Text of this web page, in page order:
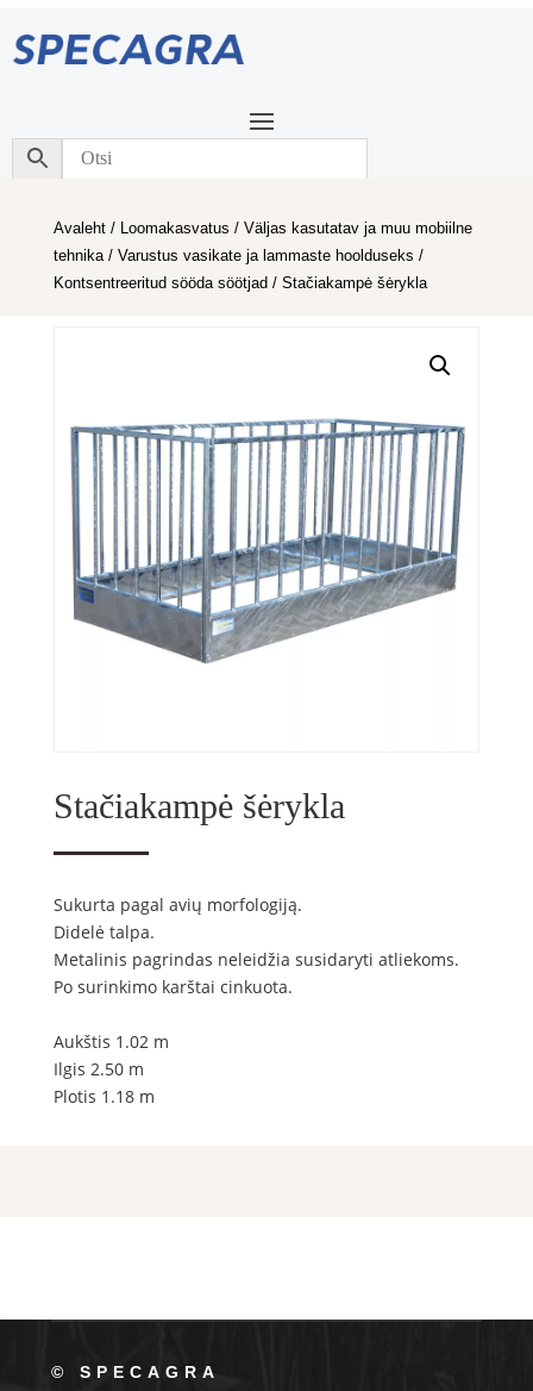
Avaleht/ Loomakasvatus / Väljas kasutatav ja muu mobiilne
tehnika/ Varustus vasikate ja lammaste hoolduseks /
Kontsentreeritud sööda söötjad / Stačiakampė šėrykla
Stačiakampė šėrykla
Sukurta pagal avių morfologiją.
Didelė talpa.
Metalinis pagrindas neleidžia susidaryti atliekoms.
Po surinkimo karštai cinkuota.
Aukštis 1.02 m
Ilgis 2.50 m
Plotis 1.18 m
© SPECAGRA